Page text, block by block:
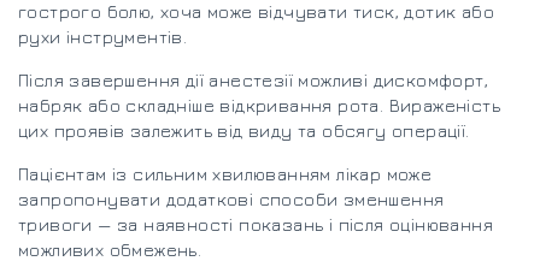
гострого болю, хоча може відчувати тиск, дотик або
рухи інструментів.
Після завершення дії анестезії можливі дискомфорт,
набряк або складніше відкривання рота. Вираженість
цих проявів залежить від виду та обсягу операції.
Пацієнтам із сильним хвилюванням лікар може
запропонувати додаткові способи зменшення
тривоги — за наявності показань і після оцінювання
можливих обмежень.